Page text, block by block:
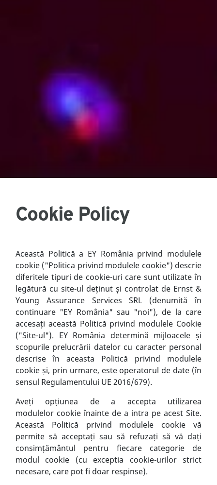
Cookie Policy
Această Politică a EY România privind modulele
cookie ("Politica privind modulele cookie") descrie
diferitele tipuri de cookie-uri care sunt utilizate în
legătură cu site-ul deținut și controlat de Ernst &
Young Assurance Services SRL (denumită în
continuare "EY România" sau "noi"), de la care
accesați această Politică privind modulele Cookie
("Site-ul"). EY România determină mijloacele și
scopurile prelucrării datelor cu caracter personal
descrise în aceasta Politică privind modulele
cookie și, prin urmare, este operatorul de date (în
sensul Regulamentului UE 2016/679).
Aveți opțiunea de a accepta utilizarea
modulelor cookie înainte de a intra pe acest Site.
Această Politică privind modulele cookie vă
permite să acceptați sau să refuzați să vă dați
consimțământul pentru fiecare categorie de
modul cookie (cu exceptia cookie-urilor strict
necesare, care pot fi doar respinse).